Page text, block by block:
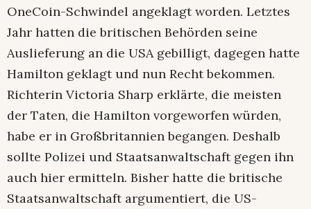
OneCoin-Schwindel angeklagt worden. Letztes
Jahr hatten die britischen Behörden seine
Auslieferung an die USA gebilligt, dagegen hatte
Hamilton geklagt und nun Recht bekommen.
Richterin Victoria Sharp erklärte, die meisten
der Taten, die Hamilton vorgeworfen würden,
habe er in Großbritannien begangen. Deshalb
sollte Polizei und Staatsanwaltschaft gegen ihn
auch hier ermitteln. Bisher hatte die britische
Staatsanwaltschaft argumentiert, die US-